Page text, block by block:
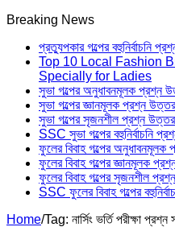
Breaking News
প্রত্যুপকার গল্পের বহুনির্বাচনি
Top 10 Local Fashion
Specially for Ladies
সুভা গল্পের অনুধাবনমূলক প্রশ্ন
সুভা গল্পের জ্ঞানমূলক প্রশ্ন উত্তর
সুভা গল্পের সৃজনশীল প্রশ্ন উত্তর
SSC সুভা গল্পের বহুনির্বাচনি
ফুলের বিবাহ গল্পের
ফুলের বিবাহ গল্পের জ্ঞানমূলক
ফুলের বিবাহ গল্পের সৃজনশীল
SSC ফুলের বিবাহ গল্পের
Home/Tag: নার্সিং ভর্তি পরীক্ষা প্রশ্ন